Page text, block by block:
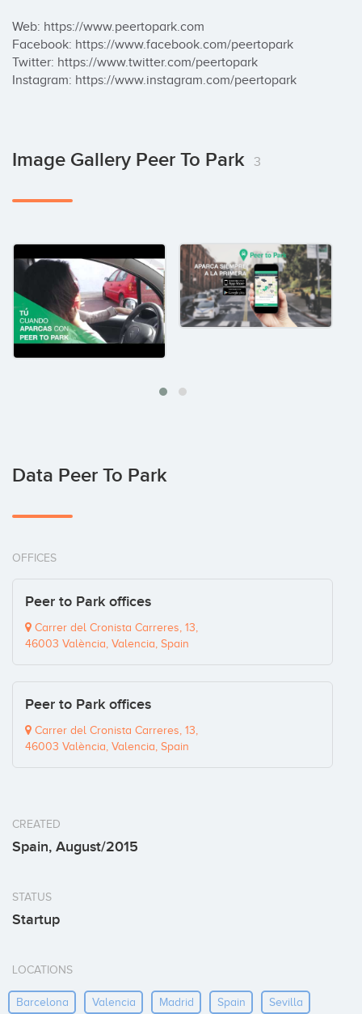
Web: https://www.peertopark.com
Facebook: https://www.facebook.com/peertopark
Twitter: https://www.twitter.com/peertopark
Instagram: https://www.instagram.com/peertopark
Image Gallery Peer To Park 3
Data Peer To Park
OFFICES
Peer to Park offices
Carrer del Cronista Carreres, 13,
46003 València, Valencia, Spain
Peer to Park offices
Carrer del Cronista Carreres, 13,
46003 València, Valencia, Spain
CREATED
Spain, August/2015
STATUS
Startup
LOCATIONS
Barcelona Valencia Madrid Spain Sevilla